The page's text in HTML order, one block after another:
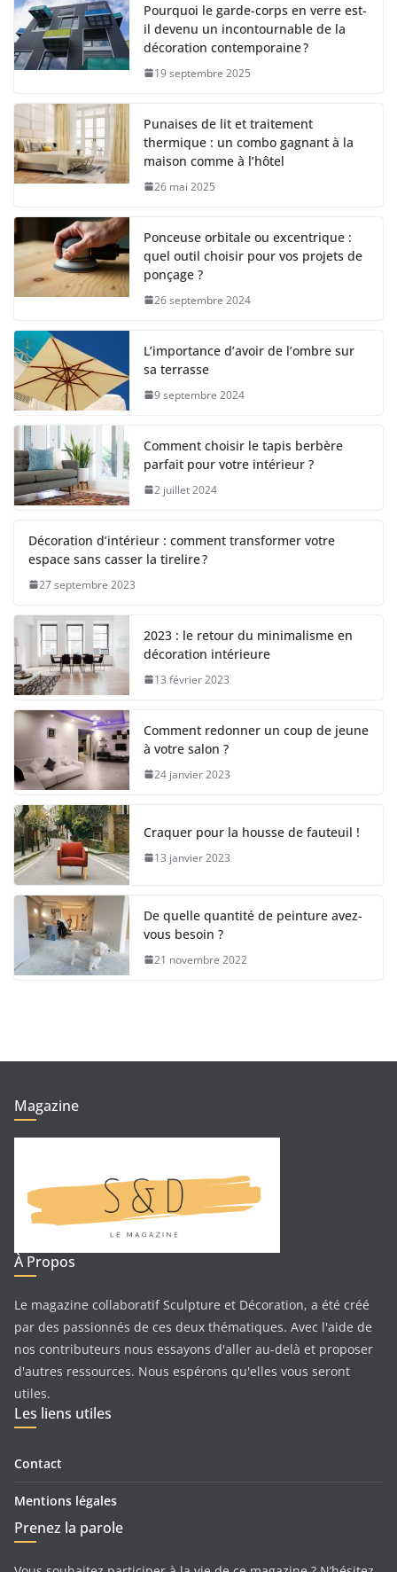
Pourquoi le garde-corps en verre est-
il devenu un incontournable de la
décoration contemporaine ?
19 septembre 2025
Punaises de lit et traitement
thermique : un combo gagnant à la
maison comme à l’hôtel
26 mai 2025
Ponceuse orbitale ou excentrique :
quel outil choisir pour vos projets de
ponçage ?
26 septembre 2024
L’importance d’avoir de l’ombre sur
sa terrasse
9 septembre 2024
Comment choisir le tapis berbère
parfait pour votre intérieur ?
2 juillet 2024
Décoration d’intérieur : comment transformer votre
espace sans casser la tirelire ?
27 septembre 2023
2023 : le retour du minimalisme en
décoration intérieure
13 février 2023
Comment redonner un coup de jeune
à votre salon ?
24 janvier 2023
Craquer pour la housse de fauteuil !
13 janvier 2023
De quelle quantité de peinture avez-
vous besoin ?
21 novembre 2022
Magazine
À Propos
Le magazine collaboratif Sculpture et Décoration, a été créé
par des passionnés de ces deux thématiques. Avec l'aide de
nos contributeurs nous essayons d'aller au-delà et proposer
d'autres ressources. Nous espérons qu'elles vous seront
utiles.
Les liens utiles
Contact
Mentions légales
Prenez la parole